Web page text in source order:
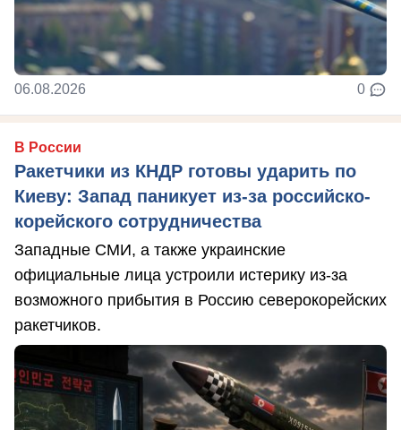
06.08.2026 0
В России
Ракетчики из КНДР готовы ударить по
Киеву: Запад паникует из-за российско-
корейского сотрудничества
Западные СМИ, а также украинские
официальные лица устроили истерику из-за
возможного прибытия в Россию северокорейских
ракетчиков.